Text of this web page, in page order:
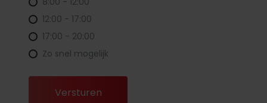
12:00 - 17:00
17:00 - 20:00
Zo snel mogelijk